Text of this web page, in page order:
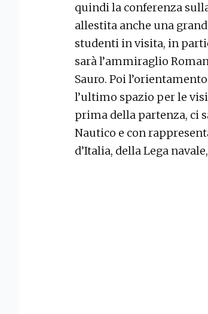
quindi la conferenza
allestita anche una
studenti in visita, in
sarà l’ammiraglio
Sauro. Poi
l’ultimo spazio per le
prima della partenza, ci
Nautico e con
d’Italia, della Lega